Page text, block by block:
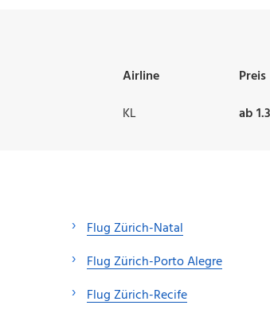
Airline Preis
KL ab
Flug Zürich-Natal
Flug Zürich-Porto Alegre
Flug Zürich-Recife